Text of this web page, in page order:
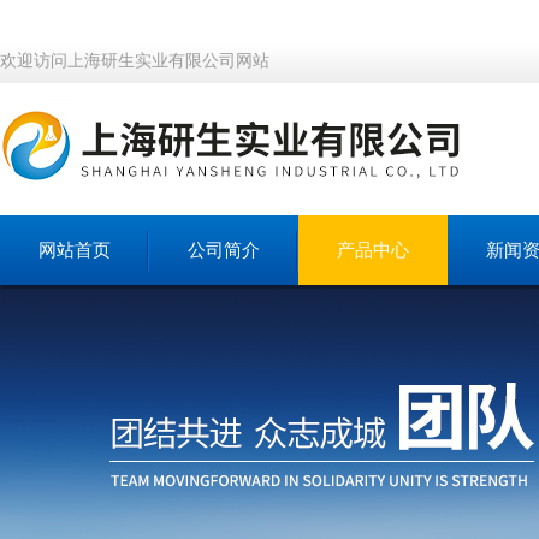
欢迎访问上海研生实业有限公司网站
网站首页 公司简介 产品中心 新闻